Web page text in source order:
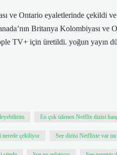
ve Ontario eyaletlerinde çekildi
Britanya Kolombiyası ve
TV+ için üretildi. yoğun yayın
En çok izlenen Netflix dizisi
nerede çekiliyor See dizisi Netflixte var mı